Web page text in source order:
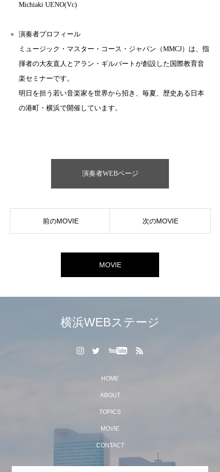
Michiaki UENO(Vc)
演奏者プロフィール
ミュージック・マスター・コース・ジャパン（MMCJ）は、指
揮者の大友直人とアラン・ギルバートが創設した国際教育音
楽セミナーです。
明日を担う若い音楽家を世界から招き、毎夏、歴史ある日本
の港町・横浜で開催しています。
演奏者WEBページ
前のMOVIE 次のMOVIE
MOVIE
横浜WEBステージ
HOME
ABOUT
TOPICS
MOVIE
CONTACT